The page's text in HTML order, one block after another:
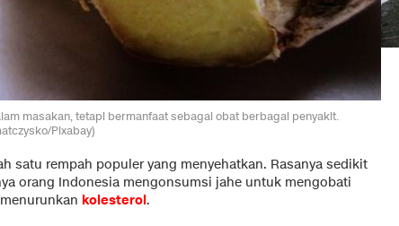
masakan, tetapi bermanfaat sebagai obat berbagai penyakit.
Pixabay)
satu rempah populer yang menyehatkan. Rasanya sedikit
orang Indonesia mengonsumsi jahe untuk mengobati
kolesterol.